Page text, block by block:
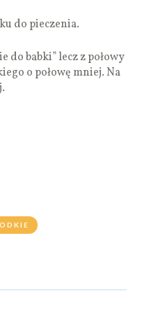
do pieczenia.
do babki” lecz z połowy
o połowę mniej. Na